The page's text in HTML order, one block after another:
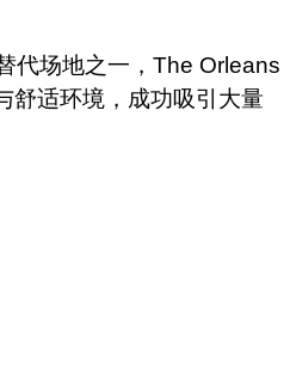
代场地之一，The Orleans
舒适环境，成功吸引大量